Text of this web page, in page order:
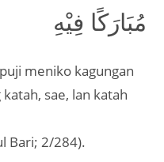
مُبَارَكًا فِيْهِ
meniko kagungan
sae, lan katah
Bari; 2/284).